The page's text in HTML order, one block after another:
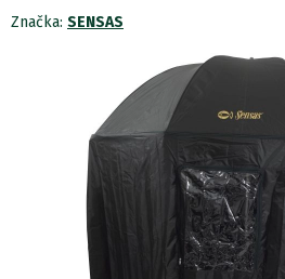
Značka: SENSAS